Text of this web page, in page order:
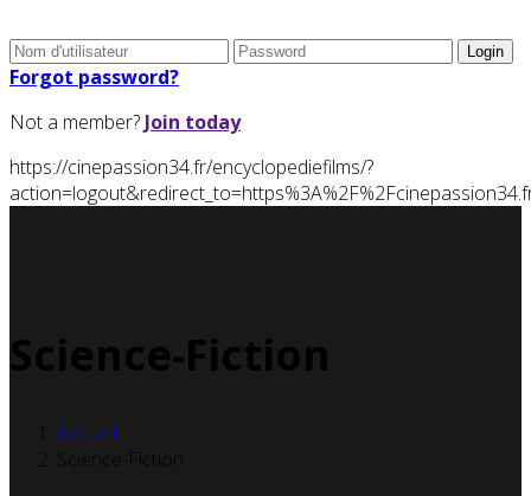
Forgot password?
Not a member? Join today
https://cinepassion34.fr/encyclopediefilms/?
Science-Fiction
Accueil
Science-Fiction